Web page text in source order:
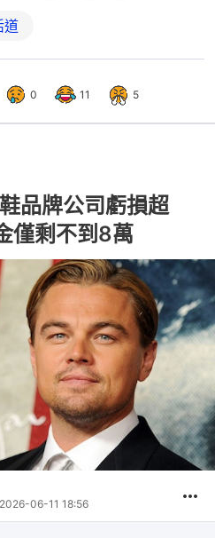
道
0 11 5
品牌公司虧損超
剩不到8萬
2026-06-11 18:56